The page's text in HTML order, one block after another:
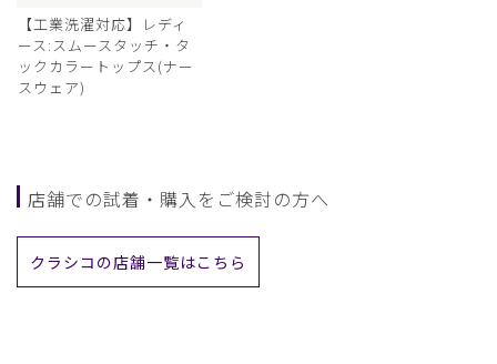
【工業洗濯対応】レディ
ース:スムースタッチ・タ
ックカラートップス(ナー
スウェア)
店舗での試着・購入をご検討の方へ
クラシコの店舗一覧はこちら